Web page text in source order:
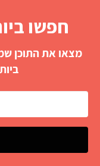
חפשו ביותר מ-
מצאו את התוכן